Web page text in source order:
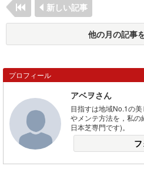
新しい記事
他の月の記事
プロフィール
アベヲさん
目指すは地域No.1の
やメンテ方法を，私の
日本芝専門です)。